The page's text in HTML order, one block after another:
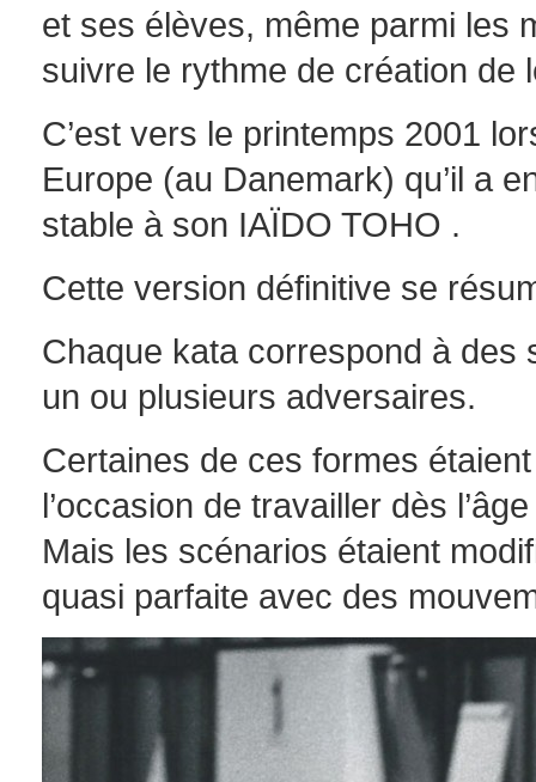
et ses élèves, même parmi les
suivre le rythme de création de
C’est vers le printemps 2001
Europe (au Danemark) qu’il a
stable à son IAÏDO TOHO .
Cette version définitive se
Chaque kata correspond à des
un ou plusieurs adversaires.
Certaines de ces formes
l’occasion de travailler dès
Mais les scénarios étaient
quasi parfaite avec des